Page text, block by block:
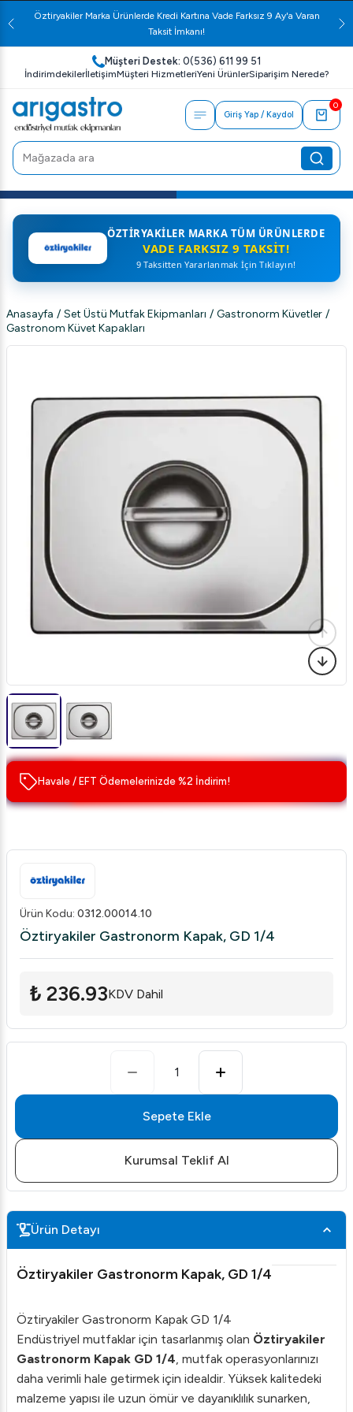
Öztiryakiler Marka Ürünlerde Kredi Kartına Vade Farksız 9 Ay'a Varan
Taksit İmkanı!
Müşteri Destek: 0(536) 611 99 51
İndirimdekilerİletişimMüşteri HizmetleriYeni ÜrünlerSiparişim Nerede?
Giriş Yap / Kaydol
0
ÖZTIRYAKILER MARKA TÜM ÜRÜNLERDE
VADE FARKSIZ 9 TAKSIT!
9 Taksitten Yararlanmak İçin Tıklayın!
Anasayfa / Set Üstü Mutfak Ekipmanları / Gastronorm Küvetler /
Gastronom Küvet Kapakları
Havale / EFT Ödemelerinizde %2 İndirim!
Ürün Kodu: 0312.00014.10
Öztiryakiler Gastronorm Kapak, GD 1/4
₺ 236.93KDV Dahil
1
Sepete Ekle
Kurumsal Teklif Al
Ürün Detayı
Öztiryakiler Gastronorm Kapak, GD 1/4
Öztiryakiler Gastronorm Kapak GD 1/4
Endüstriyel mutfaklar için tasarlanmış olan Öztiryakiler
Gastronorm Kapak GD 1/4, mutfak operasyonlarınızı
daha verimli hale getirmek için idealdir. Yüksek kalitedeki
malzeme yapısı ile uzun ömür ve dayanıklılık sunarken,